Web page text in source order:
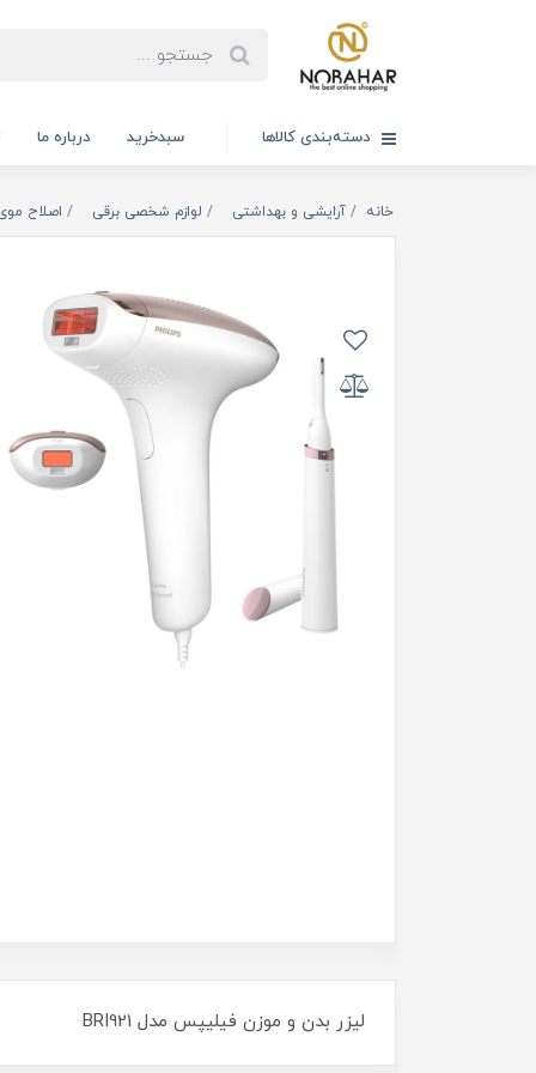
دسته‌بندی کالاها سبدخرید درباره ما
خانه آرایشی و بهداشتی لوازم شخصی برقی اصلاح
لیزر بدن و موزن فیلیپس مدل BRI921